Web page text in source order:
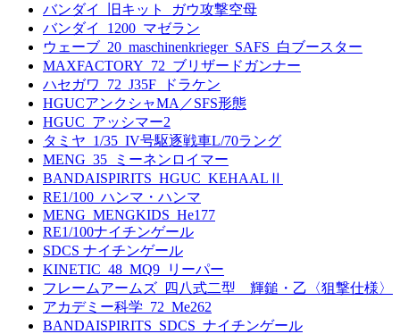
バンダイ_旧キット_ガウ攻撃空母
バンダイ_1200_マゼラン
ウェーブ_20_maschinenkrieger_SAFS_白ブースター
MAXFACTORY_72_ブリザードガンナー
ハセガワ_72_J35F_ドラケン
HGUCアンクシャMA／SFS形態
HGUC_アッシマー2
タミヤ_1/35_IV号駆逐戦車L/70ラング
MENG_35_ミーネンロイマー
BANDAISPIRITS_HGUC_KEHAALⅡ
RE1/100_ハンマ・ハンマ
MENG_MENGKIDS_He177
RE1/100ナイチンゲール
SDCS ナイチンゲール
KINETIC_48_MQ9_リーパー
フレームアームズ_四八式二型 輝鎚・乙〈狙撃仕様〉
アカデミー科学_72_Me262
BANDAISPIRITS_SDCS_ナイチンゲール